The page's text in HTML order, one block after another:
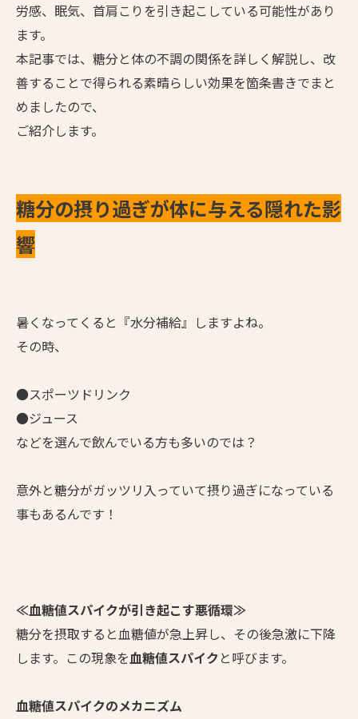
労感、眠気、首肩こりを引き起こしている可能性があり
ます。
本記事では、糖分と体の不調の関係を詳しく解説し、改
善することで得られる素晴らしい効果を箇条書きでまと
めましたので、
ご紹介します。
糖分の摂り過ぎが体に与える隠れた影
響
暑くなってくると『水分補給』しますよね。
その時、
●スポーツドリンク
●ジュース
などを選んで飲んでいる方も多いのでは？
意外と糖分がガッツリ入っていて摂り過ぎになっている
事もあるんです！
≪血糖値スパイクが引き起こす悪循環≫
糖分を摂取すると血糖値が急上昇し、その後急激に下降
します。この現象を血糖値スパイクと呼びます。
血糖値スパイクのメカニズム